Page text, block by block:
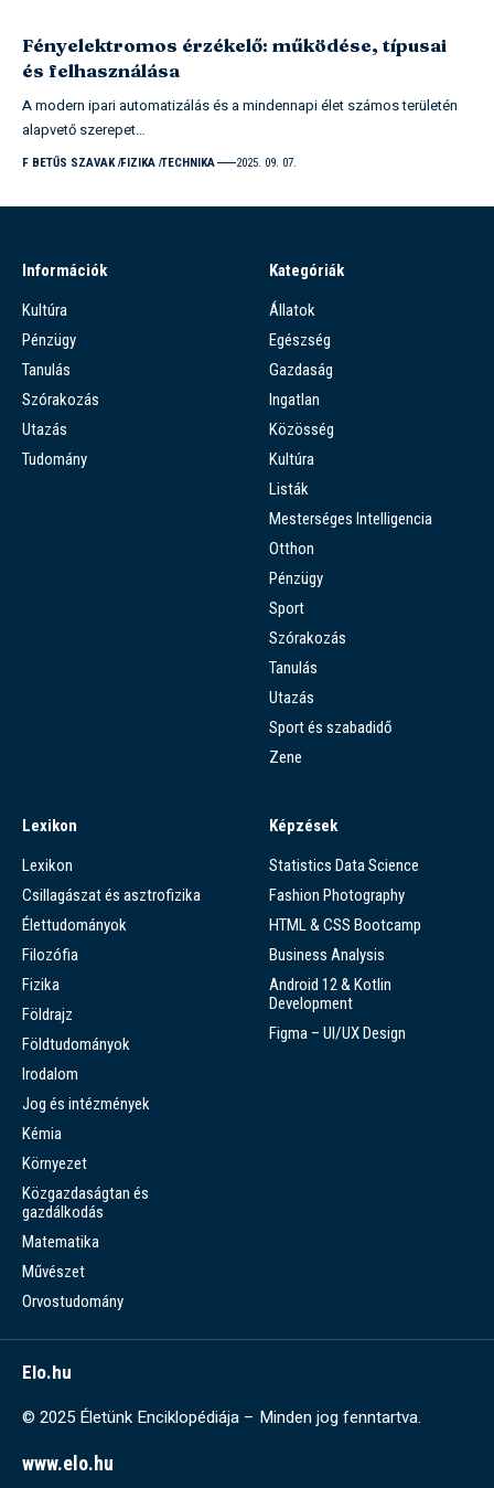
Fényelektromos érzékelő: működése, típusai
és felhasználása
A modern ipari automatizálás és a mindennapi élet számos területén
alapvető szerepet…
F BETŰS SZAVAK FIZIKA TECHNIKA 2025. 09. 07.
Információk
Kultúra
Pénzügy
Tanulás
Szórakozás
Utazás
Tudomány
Kategóriák
Állatok
Egészség
Gazdaság
Ingatlan
Közösség
Kultúra
Listák
Mesterséges Intelligencia
Otthon
Pénzügy
Sport
Szórakozás
Tanulás
Utazás
Sport és szabadidő
Zene
Lexikon
Lexikon
Csillagászat és asztrofizika
Élettudományok
Filozófia
Fizika
Földrajz
Földtudományok
Irodalom
Jog és intézmények
Kémia
Környezet
Közgazdaságtan és
gazdálkodás
Matematika
Művészet
Orvostudomány
Képzések
Statistics Data Science
Fashion Photography
HTML & CSS Bootcamp
Business Analysis
Android 12 & Kotlin
Development
Figma – UI/UX Design
Elo.hu
© 2025 Életünk Enciklopédiája – Minden jog fenntartva.
www.elo.hu